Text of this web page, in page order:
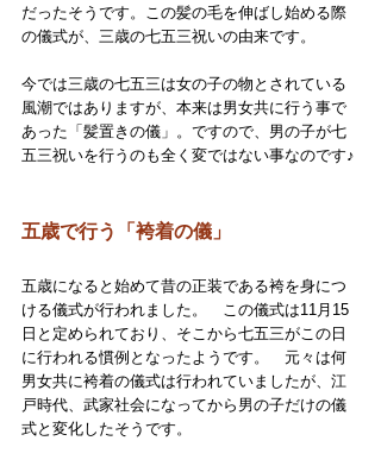
だったそうです。この髪の毛を伸ばし始める際
の儀式が、三歳の七五三祝いの由来です。
今では三歳の七五三は女の子の物とされている
風潮ではありますが、本来は男女共に行う事で
あった「髪置きの儀」。ですので、男の子が七
五三祝いを行うのも全く変ではない事なのです♪
五歳で行う「袴着の儀」
五歳になると始めて昔の正装である袴を身につ
ける儀式が行われました。　この儀式は11月15
日と定められており、そこから七五三がこの日
に行われる慣例となったようです。　元々は何
男女共に袴着の儀式は行われていましたが、江
戸時代、武家社会になってから男の子だけの儀
式と変化したそうです。